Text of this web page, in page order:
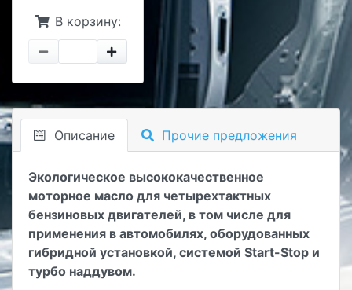
В корзину:
Описание Прочие предложения
Экологическое высококачественное
моторное масло для четырехтактных
бензиновых двигателей, в том числе для
применения в автомобилях, оборудованных
гибридной установкой, системой Start-Stop и
турбо наддувом.